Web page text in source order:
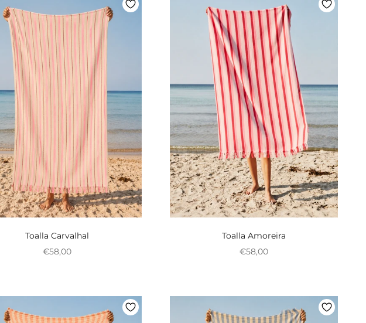
Toalla Carvalhal
Preço promocional
€58,00
Toalla Amoreira
Preço promocional
€58,00